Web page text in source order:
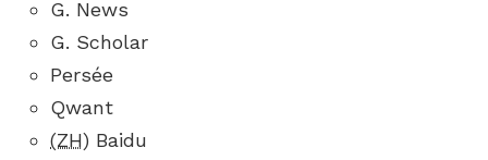
G. News
G. Scholar
Persée
Qwant
(ZH) Baidu